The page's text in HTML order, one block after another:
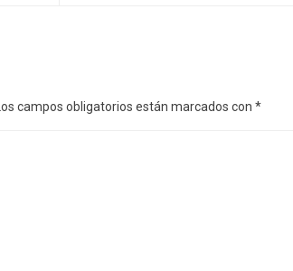
Los campos obligatorios están marcados con *